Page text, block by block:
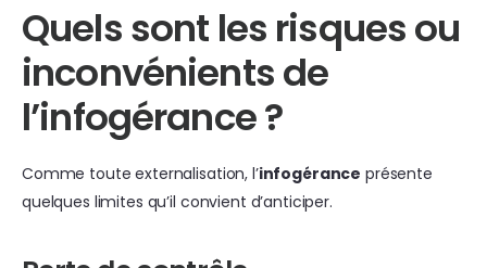
Quels sont les risques ou
inconvénients de
l’infogérance ?
Comme toute externalisation, l’infogérance présente
quelques limites qu’il convient d’anticiper.